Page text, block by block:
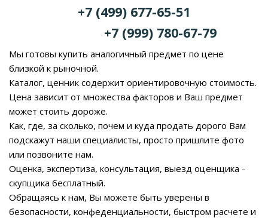
+7 (499) 677-65-51
+7 (999) 780-67-79
Мы готовы купить аналогичный предмет по цене
близкой к рыночной.
Каталог, ценник содержит ориентировочную стоимость.
Цена зависит от множества факторов и Ваш предмет
может стоить дороже.
Как, где, за сколько, почем и куда продать дорого Вам
подскажут наши специалисты, просто пришлите фото
или позвоните нам.
Оценка, экспертиза, консультация, выезд оценщика -
скупщика бесплатный.
Обращаясь к нам, Вы можете быть уверены в
безопасности, конфеденциальности, быстром расчете и